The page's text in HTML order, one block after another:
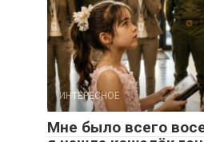
ИНТЕРЕСНОЕ
Мне было всего